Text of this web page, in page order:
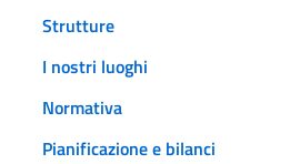
Strutture
I nostri luoghi
Normativa
Pianificazione e bilanci